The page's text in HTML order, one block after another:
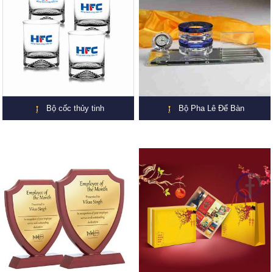
Bộ cốc thủy tinh Bộ Pha Lê Để Bàn